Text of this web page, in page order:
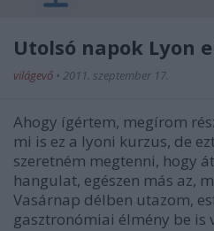
Utolsó napok Lyon
világevő • 2011. szeptember 17.
Ahogy ígértem, megírom
mi is ez a lyoni kurzus, de
szeretném megtenni, hogy
hangulat, egészen más az,
Vasárnap délben utazom,
gasztronómiai élmény be is